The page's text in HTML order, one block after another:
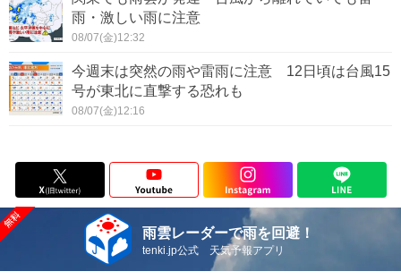
雨・激しい雨に注意
08/07(金)12:32
今週末は突然の雨や雷雨に注意 12日頃は台風15
号が東北に直撃する恐れも
08/07(金)12:16
雨雲レーダーで雨を回避！
tenki.jp公式 天気予報アプリ